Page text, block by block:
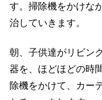
す。掃除機をかけな
治していきます。
朝、子供達がリビン
器を、ほどほどの時
除機をかけて、カー